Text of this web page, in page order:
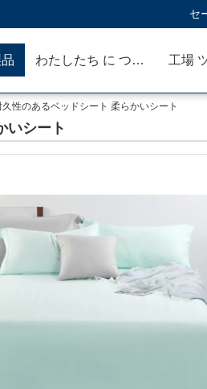
セ
わたしたち に つい て 工場
久性のあるベッドシート 柔らかいシート
いシート